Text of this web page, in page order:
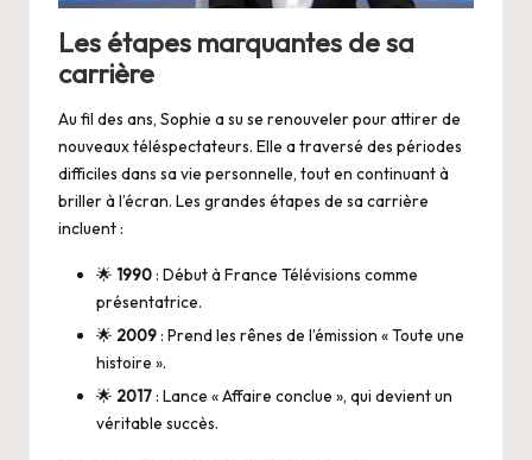
Les étapes marquantes de sa
carrière
Au fil des ans, Sophie a su se renouveler pour attirer de
nouveaux téléspectateurs. Elle a traversé des périodes
difficiles dans sa vie personnelle, tout en continuant à
briller à l’écran. Les grandes étapes de sa carrière
incluent :
🌟 1990: Début à France Télévisions comme
présentatrice.
🌟 2009: Prend les rênes de l’émission « Toute une
histoire ».
🌟 2017: Lance « Affaire conclue », qui devient un
véritable succès.